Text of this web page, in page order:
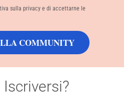
sulla privacy e di accettarne le
COMMUNITY
Iscriversi?